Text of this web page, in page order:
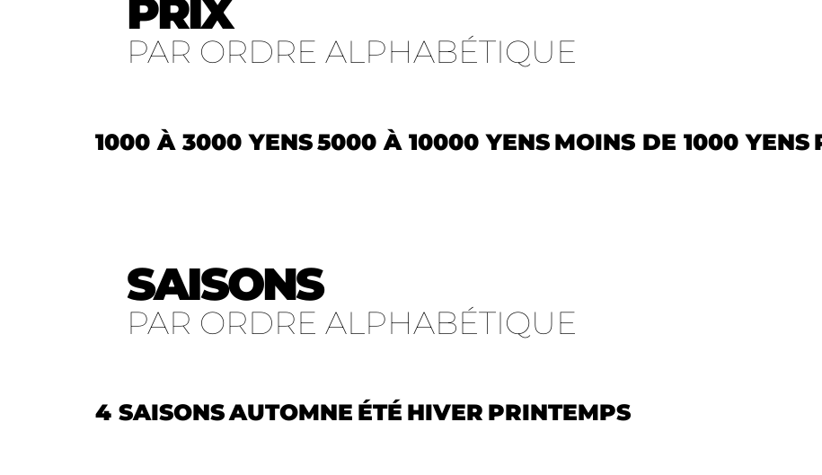
PRIX
PAR ORDRE ALPHABÉTIQUE
1000 À 3000 YENS5000 À 10000 YENS MOINS DE 1000 YENS
SAISONS
PAR ORDRE ALPHABÉTIQUE
4 SAISONSAUTOMNE ÉTÉ HIVER PRINTEMPS